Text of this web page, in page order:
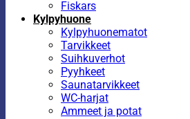
Fiskars
Kylpyhuone
Kylpyhuonematot
Tarvikkeet
Suihkuverhot
Pyyhkeet
Saunatarvikkeet
WC-harjat
Ammeet ja potat